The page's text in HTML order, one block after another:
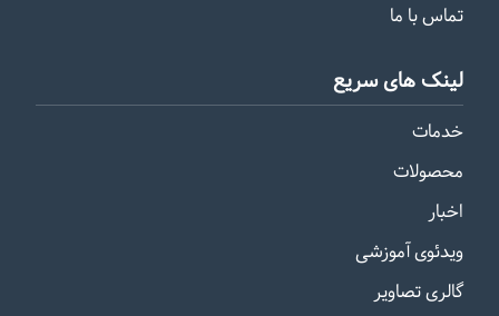
تماس با ما
لینک های سریع
خدمات
محصولات
اخبار
ویدئوی آموزشی
گالری تصاویر